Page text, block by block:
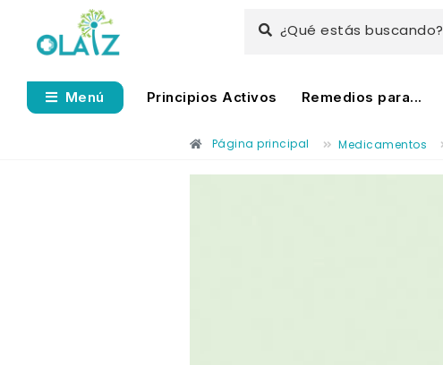
¿Qué estás buscando?
Menú Principios Activos Remedios para...
Página principal Medicamentos